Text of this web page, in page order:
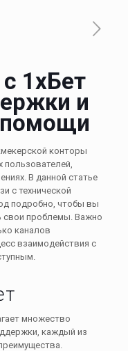
1хБет
и
помощи
конторы
пользователей,
В данной статье
с технической
подробно, чтобы вы
свои проблемы. Важно
каналов
взаимодействия с
множество
каждый из